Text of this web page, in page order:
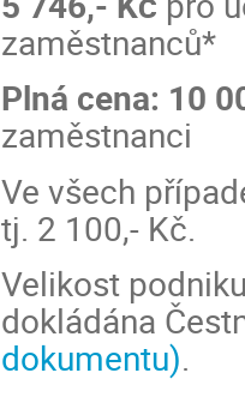
zaměstnanců*
Plná cena: 10
zaměstnanci
Ve všech
tj. 2 100,- Kč.
Velikost
dokládána
dokumentu).